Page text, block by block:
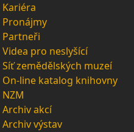
Kariéra
Pronájmy
Partneři
Videa pro neslyšící
Síť zemědělských muzeí
On-line katalog knihovny
NZM
Archiv akcí
Archiv výstav